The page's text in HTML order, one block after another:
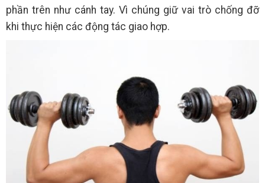
phần trên như cánh tay. Vì chúng giữ vai trò chống đỡ
khi thực hiện các động tác giao hợp.